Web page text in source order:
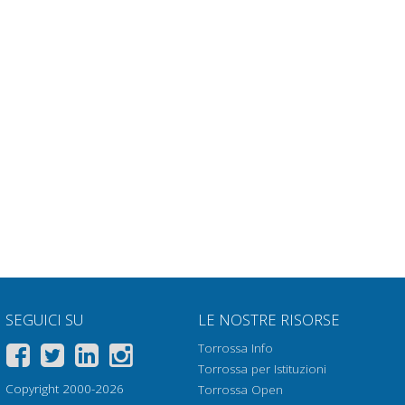
SEGUICI SU
Copyright 2000-2026
LE NOSTRE RISORSE
Torrossa Info
Torrossa per Istituzioni
Torrossa Open